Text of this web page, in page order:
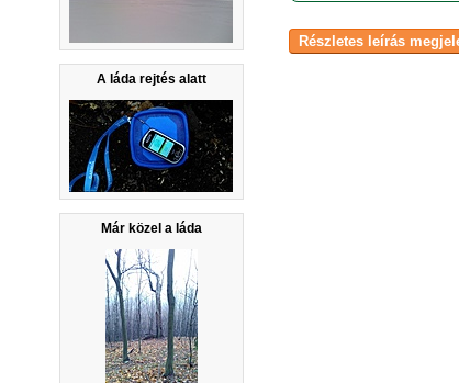
A láda rejtés alatt
Már közel a láda